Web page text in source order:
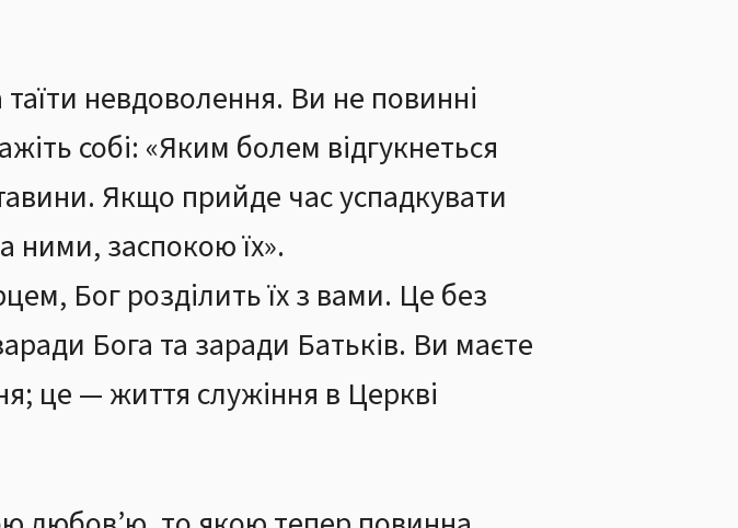
невдоволення. Ви не повинні
собі: «Яким болем відгукнеться
Якщо прийде час успадкувати
ними, заспокою їх».
Бог розділить їх з вами. Це без
Бога та заради Батьків. Ви маєте
це — життя служіння в Церкві